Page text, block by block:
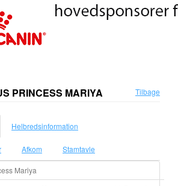
PRINCESS MARIYA Tilbage
Helbredsinformation
Afkom Stamtavle
Mariya